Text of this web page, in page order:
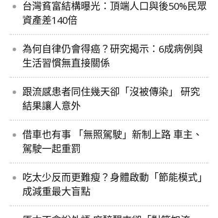
台灣貧富結構曝光：頂端人口與後50%民眾
資產差140倍
為何自律仍會得癌？研究揭示：6成病例與
生活習慣無直接關係
跟流感患者同住幾天卻「沒被傳染」 研究
結果讓人意外
借車也有事 「無照駕駛」新制上路 車主、
駕駛一起重罰
吃太少反而更難瘦？身體啟動「節能模式」
成減重最大盲點